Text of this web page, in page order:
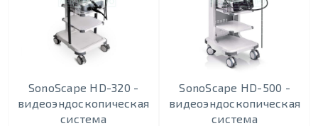
SonoScape HD-320 -
видеоэндоскопическая
система
SonoScape HD-500 -
видеоэндоскопическая
система